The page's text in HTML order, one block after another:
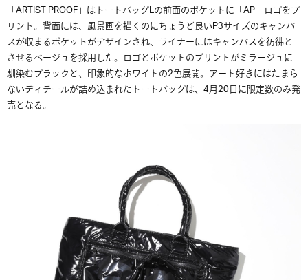
「ARTIST PROOF」はトートバッグLの前面のポケットに「AP」ロゴをプ
リント。背面には、風景画を描くのにちょうど良いP3サイズのキャンバ
スが収まるポケットがデザインされ、ライナーにはキャンバスを彷彿と
させるベージュを採用した。ロゴとポケットのプリントがミラージュに
馴染むブラックと、印象的なホワイトの2色展開。アート好きにはたまら
ないディテールが詰め込まれたトートバッグは、4月20日に限定数のみ発
売となる。